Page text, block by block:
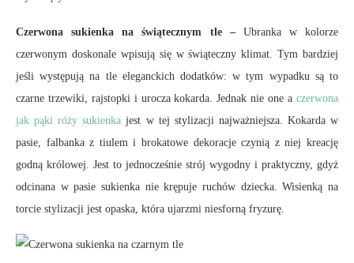
Czerwona sukienka na świątecznym tle – Ubranka w kolorze
czerwonym doskonale wpisują się w świąteczny klimat. Tym bardziej
jeśli występują na tle eleganckich dodatków: w tym wypadku są to
czarne trzewiki, rajstopki i urocza kokarda. Jednak nie one a czerwona
jak pąki róży sukienka jest w tej stylizacji najważniejsza. Kokarda w
pasie, falbanka z tiulem i brokatowe dekoracje czynią z niej kreację
godną królowej. Jest to jednocześnie strój wygodny i praktyczny, gdyż
odcinana w pasie sukienka nie krępuje ruchów dziecka. Wisienką na
torcie stylizacji jest opaska, która ujarzmi niesforną fryzurę.